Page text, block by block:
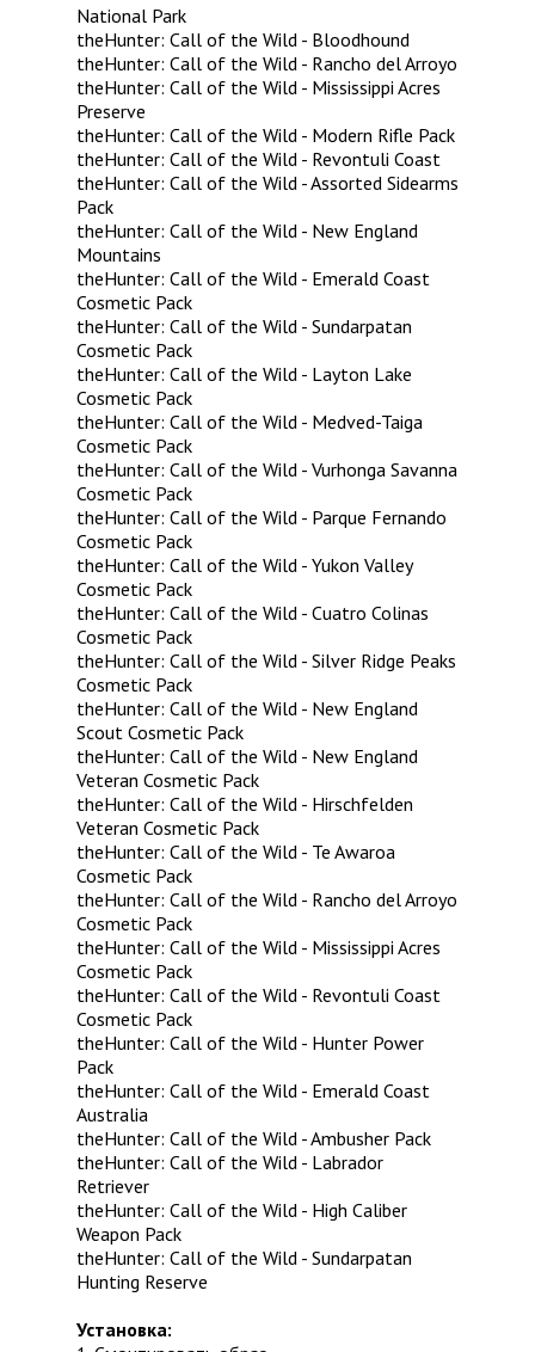
National Park
theHunter: Call of the Wild - Bloodhound
theHunter: Call of the Wild - Rancho del Arroyo
theHunter: Call of the Wild - Mississippi Acres
Preserve
theHunter: Call of the Wild - Modern Rifle Pack
theHunter: Call of the Wild - Revontuli Coast
theHunter: Call of the Wild - Assorted Sidearms
Pack
theHunter: Call of the Wild - New England
Mountains
theHunter: Call of the Wild - Emerald Coast
Cosmetic Pack
theHunter: Call of the Wild - Sundarpatan
Cosmetic Pack
theHunter: Call of the Wild - Layton Lake
Cosmetic Pack
theHunter: Call of the Wild - Medved-Taiga
Cosmetic Pack
theHunter: Call of the Wild - Vurhonga Savanna
Cosmetic Pack
theHunter: Call of the Wild - Parque Fernando
Cosmetic Pack
theHunter: Call of the Wild - Yukon Valley
Cosmetic Pack
theHunter: Call of the Wild - Cuatro Colinas
Cosmetic Pack
theHunter: Call of the Wild - Silver Ridge Peaks
Cosmetic Pack
theHunter: Call of the Wild - New England
Scout Cosmetic Pack
theHunter: Call of the Wild - New England
Veteran Cosmetic Pack
theHunter: Call of the Wild - Hirschfelden
Veteran Cosmetic Pack
theHunter: Call of the Wild - Te Awaroa
Cosmetic Pack
theHunter: Call of the Wild - Rancho del Arroyo
Cosmetic Pack
theHunter: Call of the Wild - Mississippi Acres
Cosmetic Pack
theHunter: Call of the Wild - Revontuli Coast
Cosmetic Pack
theHunter: Call of the Wild - Hunter Power
Pack
theHunter: Call of the Wild - Emerald Coast
Australia
theHunter: Call of the Wild - Ambusher Pack
theHunter: Call of the Wild - Labrador
Retriever
theHunter: Call of the Wild - High Caliber
Weapon Pack
theHunter: Call of the Wild - Sundarpatan
Hunting Reserve
Установка: